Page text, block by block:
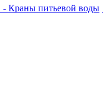
- Краны питьевой воды